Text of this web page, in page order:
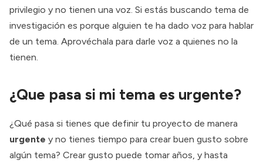
privilegio y no tienen una voz. Si estás buscando tema de
investigación es porque alguien te ha dado voz para hablar
de un tema. Aprovéchala para darle voz a quienes no la
tienen.
¿Que pasa si mi tema es urgente?
¿Qué pasa si tienes que definir tu proyecto de manera
urgente y no tienes tiempo para crear buen gusto sobre
algún tema? Crear gusto puede tomar años, y hasta